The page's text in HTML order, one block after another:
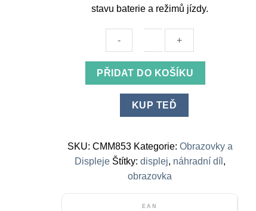
stavu baterie a režimů jízdy.
množství
PŘIDAT DO KOŠÍKU
KUP TEĎ
SKU: CMM853 Kategorie: Obrazovky a
Displeje Štítky: displej, náhradní díl ,
obrazovka
EAN